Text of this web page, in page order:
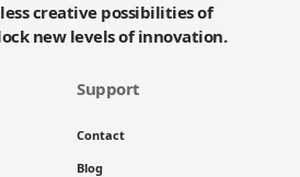
creative possibilities of
new levels of innovation.
Support
Contact
Blog